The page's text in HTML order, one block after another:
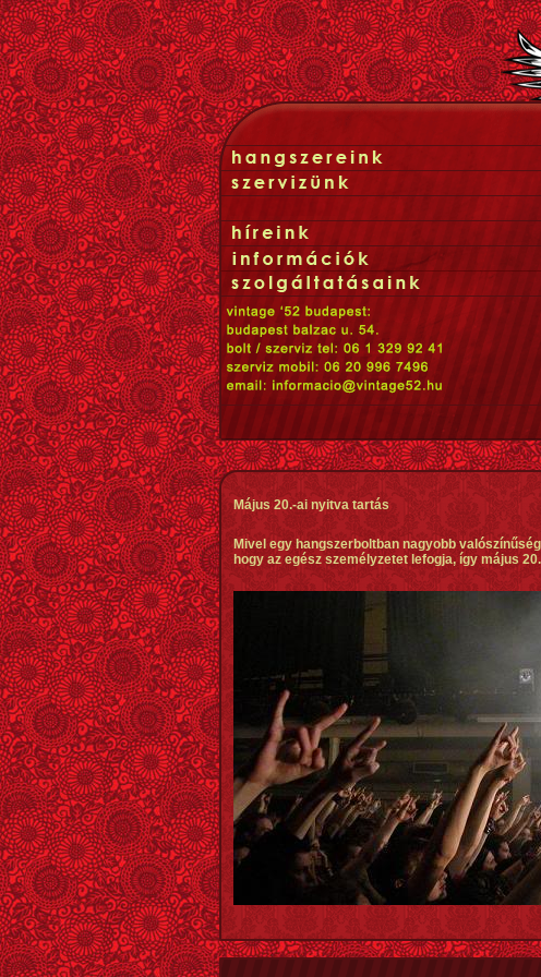
Május 20.-ai nyitva tartás
Mivel egy hangszerboltban nagyobb
hogy az egész személyzetet lefogja, így május